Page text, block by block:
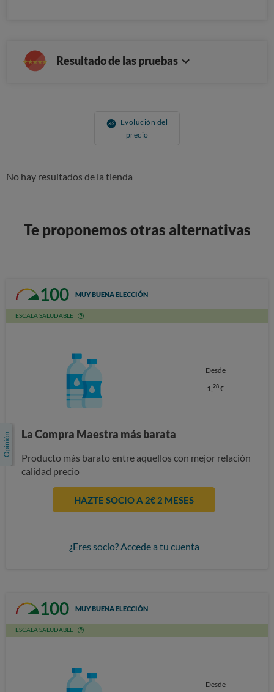
Resultado de las pruebas
Evolución del
precio
No hay resultados de la tienda
Te proponemos otras alternativas
100 MUY BUENA ELECCIÓN
ESCALA SALUDABLE
Desde
1,28 €
La Compra Maestra más barata
Producto más barato entre aquellos con mejor relación
calidad precio
HAZTE SOCIO A 2€ 2 MESES
¿Eres socio? Accede a tu cuenta
100 MUY BUENA ELECCIÓN
ESCALA SALUDABLE
Desde